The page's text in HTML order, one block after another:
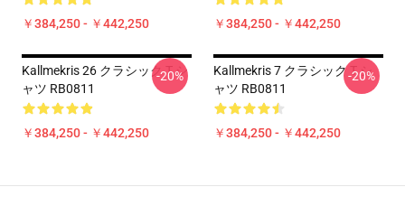
￥384,250 - ￥442,250 ￥384,250 - ￥442,250
Kallmekris 26 クラシック T シ
ャツ RB0811
￥384,250 - ￥442,250
-20%
Kallmekris 7 クラシック T シ
ャツ RB0811
￥384,250 - ￥442,250
-20%